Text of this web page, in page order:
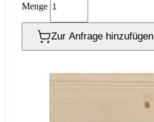
Menge
Zur Anfrage hinzufügen